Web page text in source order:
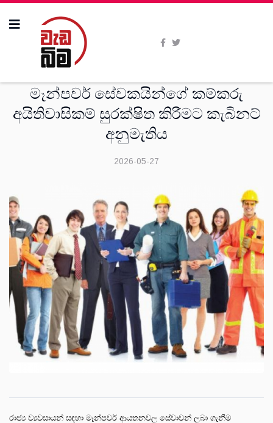
මෑන්පවර් සේවකයින්ගේ කම්කරු
අයිතිවාසිකම් සුරක්ෂිත කිරීමට කැබිනට්
අනුමැතිය
2026-05-27
රාජ්‍ය ව්‍යවසායන් සඳහා මෑන්පවර් ආයතනවල සේවාවන් ලබා ගැනීම